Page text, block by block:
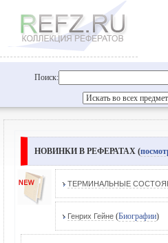
Поиск:
НОВИНКИ В РЕФЕРАТАХ (
ТЕРМИНАЛЬНЫЕ
Генрих Гейне (Биографии)